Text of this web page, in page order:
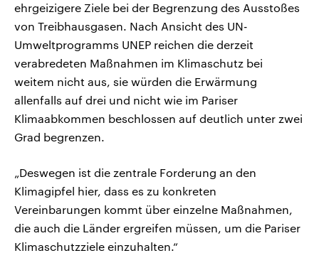
ehrgeizigere Ziele bei der Begrenzung des Ausstoßes
von Treibhausgasen. Nach Ansicht des UN-
Umweltprogramms UNEP reichen die derzeit
verabredeten Maßnahmen im Klimaschutz bei
weitem nicht aus, sie würden die Erwärmung
allenfalls auf drei und nicht wie im Pariser
Klimaabkommen beschlossen auf deutlich unter zwei
Grad begrenzen.
„Deswegen ist die zentrale Forderung an den
Klimagipfel hier, dass es zu konkreten
Vereinbarungen kommt über einzelne Maßnahmen,
die auch die Länder ergreifen müssen, um die Pariser
Klimaschutzziele einzuhalten.“